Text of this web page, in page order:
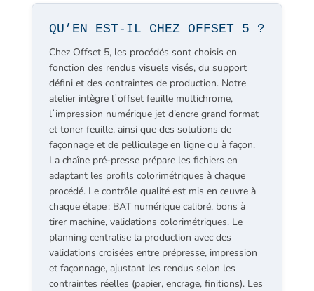
QU’EN EST-IL CHEZ OFFSET 5 ?
Chez Offset 5, les procédés sont choisis en
fonction des rendus visuels visés, du support
défini et des contraintes de production. Notre
atelier intègre lʼoffset feuille multichrome,
lʼimpression numérique jet d’encre grand format
et toner feuille, ainsi que des solutions de
façonnage et de pelliculage en ligne ou à façon.
La chaîne pré-presse prépare les fichiers en
adaptant les profils colorimétriques à chaque
procédé. Le contrôle qualité est mis en œuvre à
chaque étape : BAT numérique calibré, bons à
tirer machine, validations colorimétriques. Le
planning centralise la production avec des
validations croisées entre prépresse, impression
et façonnage, ajustant les rendus selon les
contraintes réelles (papier, encrage, finitions). Les